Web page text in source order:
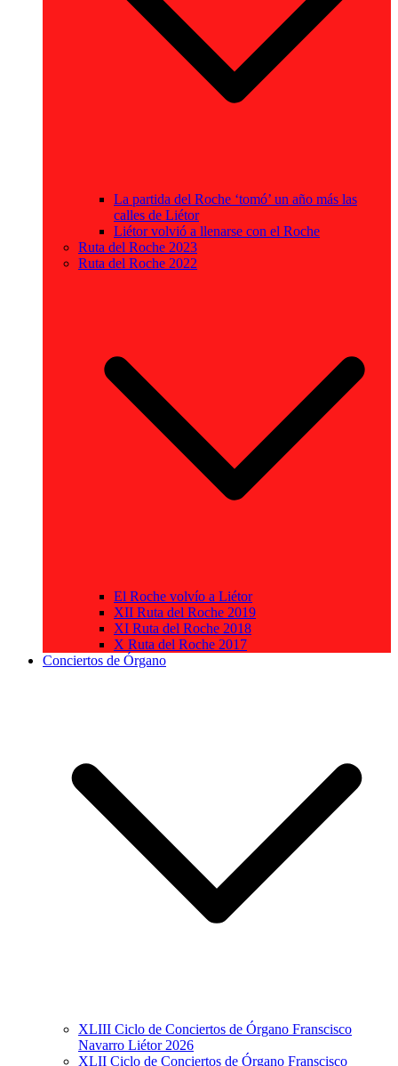
La partida del Roche ‘tomó’ un año más las
calles de Liétor
Liétor volvió a llenarse con el Roche
Ruta del Roche 2023
Ruta del Roche 2022
El Roche volvío a Liétor
XII Ruta del Roche 2019
XI Ruta del Roche 2018
X Ruta del Roche 2017
Conciertos de Órgano
XLIII Ciclo de Conciertos de Órgano Franscisco
Navarro Liétor 2026
XLII Ciclo de Conciertos de Órgano Franscisco